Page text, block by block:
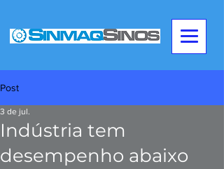
Post
Indústria tem
desempenho abaixo
3 de jul.